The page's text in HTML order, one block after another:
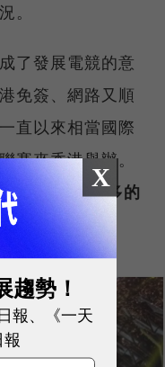
。
了發展電競的意
免簽、網路又順
直以來相當國際
賽來香港舉辦。
化，邀請更多的
X
趨勢！
報、《一天